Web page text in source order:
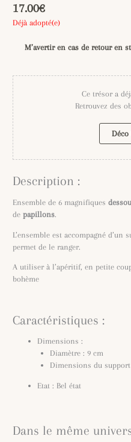
17.00€
Déjà adopté(e)
M’avertir en cas de retour en
Ce trésor a
Retrouvez des
Déco
Description :
Ensemble de 6 magnifiques
depapillons.
L’ensemble est accompagné
permet de le ranger.
A utiliser à l’apéritif, en petite
bohème
Caractéristiques :
Dimensions :
Diamètre : 9 cm
Dimensions du
Etat : Bel état
Dans le même